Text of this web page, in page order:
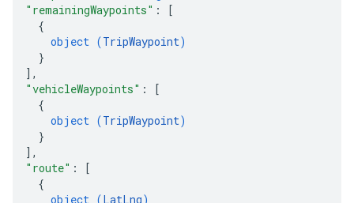
"remainingWaypoints" :
[
{
object (TripWaypoint)
}
] ,
"vehicleWaypoints" :
[
{
object (TripWaypoint)
}
] ,
"route" :
[
{
object (LatLng)